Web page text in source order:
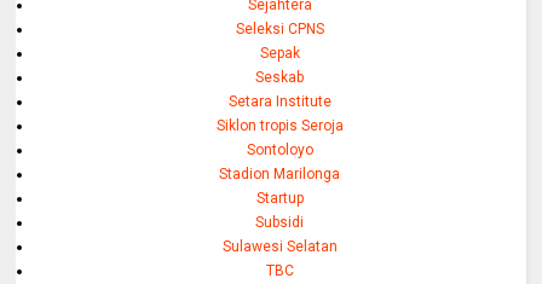
Sejahtera
Seleksi CPNS
Sepak
Seskab
Setara Institute
Siklon tropis Seroja
Sontoloyo
Stadion Marilonga
Startup
Subsidi
Sulawesi Selatan
TBC